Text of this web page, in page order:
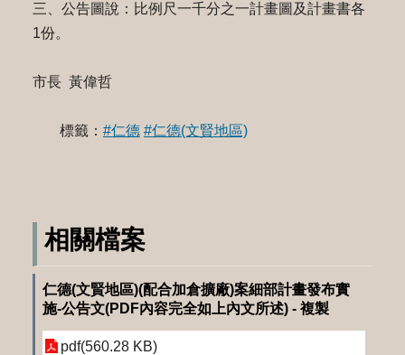
三、公告圖說：比例尺一千分之一計畫圖及計畫書各
1份。
市長 黃偉哲
標籤： #仁德 #仁德(文賢地區)
相關檔案
仁德(文賢地區)(配合加倉擴廠)案細部計畫發布實
施-公告文(PDF內容完全如上內文所述) - 複製
pdf(560.28 KB)